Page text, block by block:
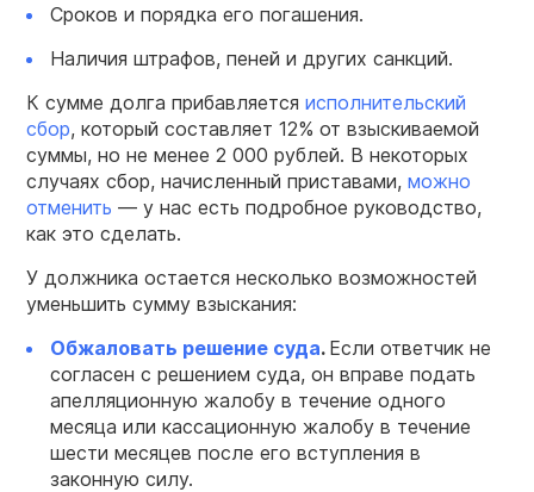
Сроков и порядка его погашения.
Наличия штрафов, пеней и других санкций.
К сумме долга прибавляется исполнительский
сбор, который составляет 12% от взыскиваемой
суммы, но не менее 2 000 рублей. В некоторых
случаях сбор, начисленный приставами, можно
отменить — у нас есть подробное руководство,
как это сделать.
У должника остается несколько возможностей
уменьшить сумму взыскания:
Обжаловать решение суда. Если ответчик не
согласен с решением суда, он вправе подать
апелляционную жалобу в течение одного
месяца или кассационную жалобу в течение
шести месяцев после его вступления в
законную силу.